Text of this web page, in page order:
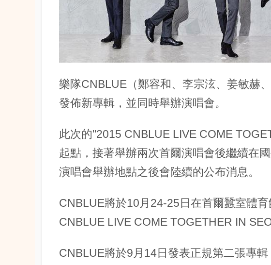
樂隊CNBLUE（鄭容和、李宗泫、姜敏赫
發佈新專輯，並同時舉辦演唱會。
此次的"2015 CNBLUE LIVE COME
起點，接著舉辦兩次首爾演唱會後繼續在
演唱會舉辦地點之後會陸續的公布消息。
CNBLUE將於10月24-25日在首爾蠶室體
CNBLUE LIVE COME TOGETHER IN
CNBLUE將於9月14日發表正規第二張專